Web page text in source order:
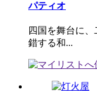
パティオ
四国を舞台に
錯する和...